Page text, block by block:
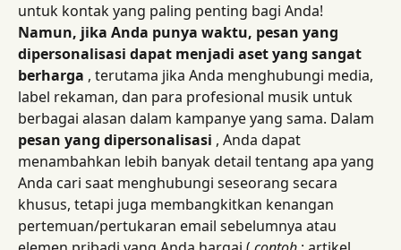
untuk kontak yang paling penting bagi Anda!
Namun, jika Anda punya waktu, pesan yang
dipersonalisasi dapat menjadi aset yang sangat
berharga , terutama jika Anda menghubungi media,
label rekaman, dan para profesional musik untuk
berbagai alasan dalam kampanye yang sama. Dalam
pesan yang dipersonalisasi , Anda dapat
menambahkan lebih banyak detail tentang apa yang
Anda cari saat menghubungi seseorang secara
khusus, tetapi juga membangkitkan kenangan
pertemuan/pertukaran email sebelumnya atau